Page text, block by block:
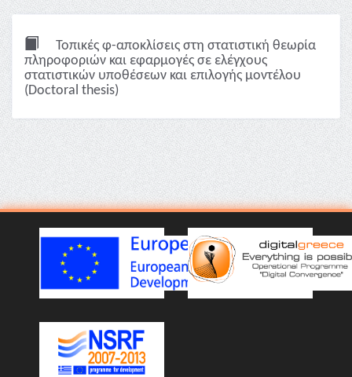
Τοπικές φ-αποκλίσεις στη στατιστική θεωρία
πληροφοριών και εφαρμογές σε ελέγχους
στατιστικών υποθέσεων και επιλογής μοντέλου
(Doctoral thesis)